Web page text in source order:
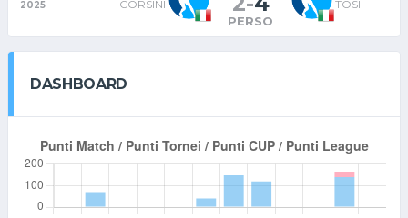
2025 CORSINI
PERSO
TOSI
DASHBOARD